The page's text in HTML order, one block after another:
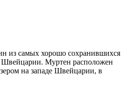
из самых хорошо сохранившихся
Швейцарии. Муртен расположен
на западе Швейцарии, в